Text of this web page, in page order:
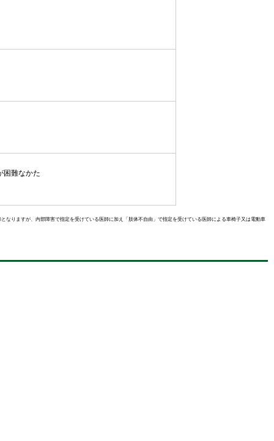
困難なかた
なりますが、内部障害で指定を受けている医師に加え「肢体不自由」で指定を受けている医師による車椅子又は電動車